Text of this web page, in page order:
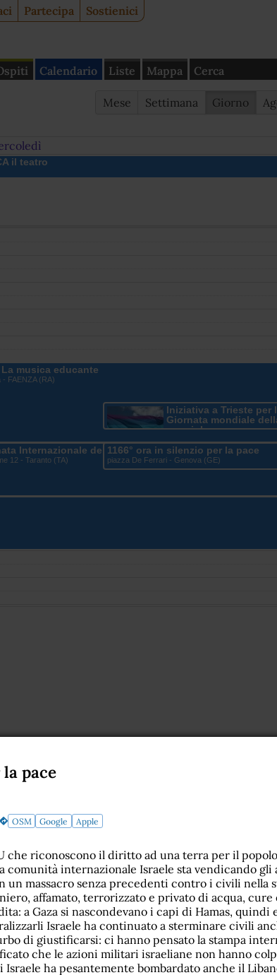
Partecipa Sostienici
Calendario Liste Mappa Cerca
Mese Settimana Giorno
il teatro
La musica educante
- FAENZA (RA)
Iniziativa a Trieste per
Giornata mondiale
nonviolenza
Tripcovich) - Trieste (TS)
Internazionale della Nonviolenza a Taranto
12 - Taranto (TA)
1166° ora in silenzio per la pace
piazza De Ferrari - Genova (GE)
pace
OSM Google Apple
che riconoscono il diritto ad una terra per il
comunità internazionale Israele sta vendicando gli
un massacro senza precedenti contro i civili nella
affamato, terrorizzato e privato di acqua, cure
a Gaza si nascondevano i capi di Hamas, quindi
Israele ha continuato a sterminare civili
di giustificarsi: ci hanno pensato la stampa
che le azioni militari israeliane non hanno
ha pesantemente bombardato anche il